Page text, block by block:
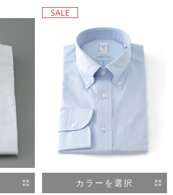
カラーを選択